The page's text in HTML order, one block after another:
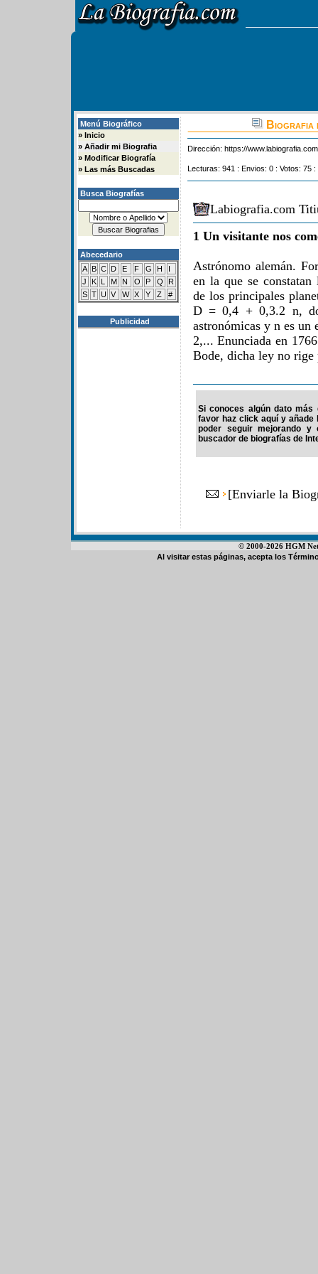
Menú Biográfico
» Inicio
» Añadir mi Biografia
» Modificar Biografía
» Las más Buscadas
Busca Biografías
Abecedario
A B C D E F G H
I
J
K L M N O P Q
R
S T U V W X Y Z #
Publicidad
Biografia
Dirección: https://
Lecturas: 941 : Envios: 0 : Votos: 75
Labiografia.com
1 Un visitante nos
Astrónomo alemán.
en la que se
de los principales
D = 0,4 + 0,3.2 n,
astronómicas y n es un
2,... Enunciada en
Bode, dicha ley no rige
Si conoces algún dato más
favor haz click aquí y
poder seguir mejorando y
buscador de biografías de
[Enviarle la
© 2000-2026 HGM
Al visitar estas páginas, acepta los